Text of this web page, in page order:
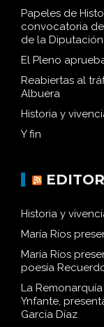
Papeles de
convocatoria
de la Diputación
El Pleno
Reabiertas al
Albuera
Historia y
Y fin
Historia y
María Ríos
María Ríos
poesía
La
Ynfante,
García Díaz